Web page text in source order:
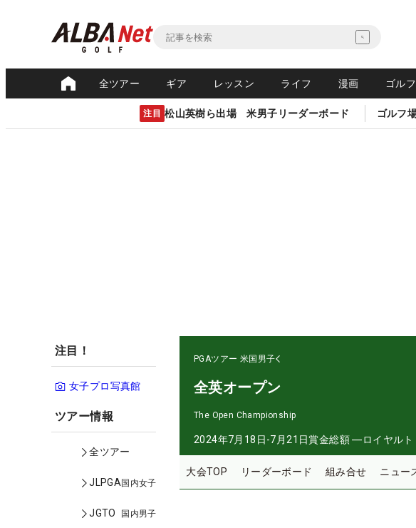
全ツアー ギア レッスン ライフ 漫画 ゴル
注目 松山英樹ら出場 米男子リーダーボード ゴルフ
注目！
女子プロ写真館
ツアー情報
全ツアー
JLPGA国内女子
JGTO 国内男子
PGAツアー 米国男子
全英オープン
The Open Championship
2024年7月18日-7月21日賞金総額 ―ロイヤルト
大会TOP リーダーボード 組み合せ ニュー